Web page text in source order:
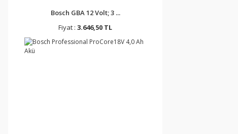
Bosch GBA 12 Volt; 3 ...
Fiyat : 3.646,50 TL